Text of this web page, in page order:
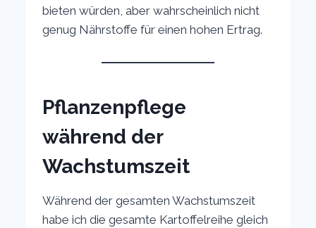
bieten würden, aber wahrscheinlich nicht
genug Nährstoffe für einen hohen Ertrag.
Pflanzenpflege
während der
Wachstumszeit
Während der gesamten Wachstumszeit
habe ich die gesamte Kartoffelreihe gleich